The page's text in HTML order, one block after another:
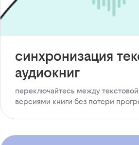
синхронизация
аудиокниг
переключайтесь между
версиями книги без потери